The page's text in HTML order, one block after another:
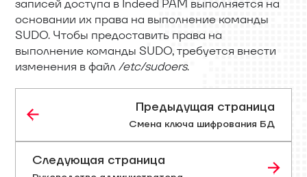
записей доступа в Indeed PAM выполняется на
основании их права на выполнение команды
SUDO. Чтобы предоставить права на
выполнение команды SUDO, требуется внести
изменения в файл/etc/sudoers.
Предыдущая страница
Смена ключа шифрования БД
Следующая страница